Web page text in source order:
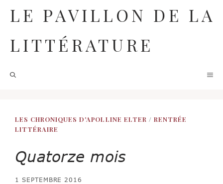
contenu
LE PAVILLON DE LA
LITTÉRATURE
LES CHRONIQUES D'APOLLINE ELTER / RENTRÉE
LITTÉRAIRE
Quatorze mois
1 SEPTEMBRE 2016